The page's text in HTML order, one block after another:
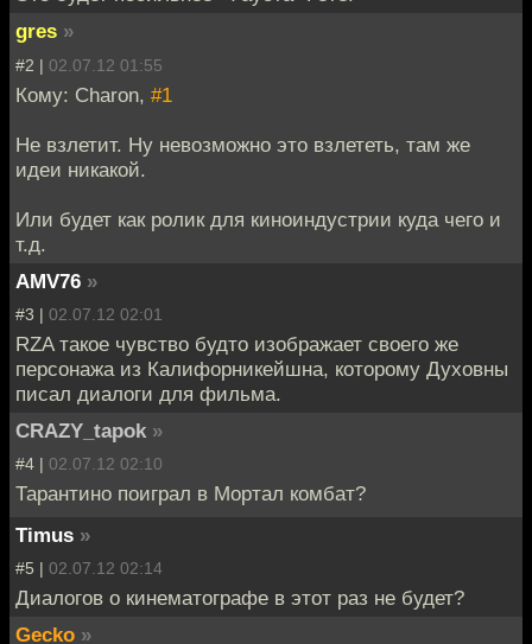
gres »
#2 | 02.07.12 01:55
Кому: Charon, #1
Не взлетит. Ну невозможно это взлететь, там же
идеи никакой.
Или будет как ролик для киноиндустрии куда чего и
т.д.
AMV76 »
#3 | 02.07.12 02:01
RZA такое чувство будто изображает своего же
персонажа из Калифорникейшна, которому Духовны
писал диалоги для фильма.
CRAZY_tapok »
#4 | 02.07.12 02:10
Тарантино поиграл в Мортал комбат?
Timus »
#5 | 02.07.12 02:14
Диалогов о кинематографе в этот раз не будет?
Gecko »